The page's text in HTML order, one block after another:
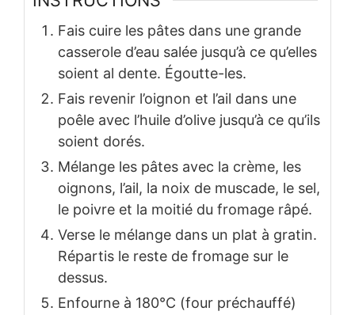
Fais cuire les pâtes dans une grande
casserole d’eau salée jusqu’à ce qu’elles
soient al dente. Égoutte-les.
Fais revenir l’oignon et l’ail dans une
poêle avec l’huile d’olive jusqu’à ce qu’ils
soient dorés.
Mélange les pâtes avec la crème, les
oignons, l’ail, la noix de muscade, le sel,
le poivre et la moitié du fromage râpé.
Verse le mélange dans un plat à gratin.
Répartis le reste de fromage sur le
dessus.
Enfourne à 180°C (four préchauffé)